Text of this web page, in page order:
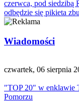
czerwca, pod siedzibą
odbędzie się pikieta
Wiadomości
czwartek, 06 sierpnia
"TOP 20" w enklawie
Pomorzu